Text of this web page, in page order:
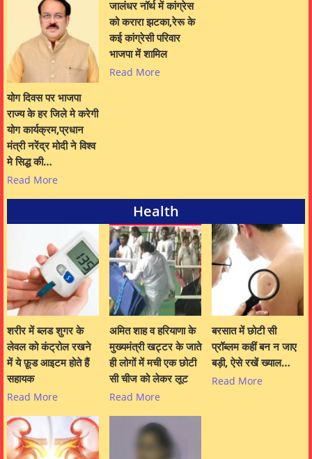
योग दिवस पर भाजपा
राज्य के हर जिले मे करेगी
योग कार्यक्रम,प्रधान
मंत्री नरेंद्र मोदी ने विश्व
मे सिद्ध की…
Read More
जालंधर नॉर्थ में कांग्रेस
को करारा झटका,रेरू के
कई कांग्रेसी परिवार
भाजपा में शामिल
Read More
Health
शरीर में ब्लड शुगर के
लेवल को कंट्रोल रखने
में ये फ़ूड आइटम होते हैं
सहायक
Read More
अमित शाह व हरियाणा के
मुख्यमंत्री खट्टर के जाते
ही लोगों में मची एक छोटी
सी चीज को लेकर लूट
Read More
बरसात में छोटी सी
प्रॉब्लम कहीं बन न जाए
बड़ी, ऐसे रखें ख्याल…
Read More